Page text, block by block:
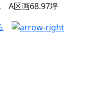
A区画68.97坪